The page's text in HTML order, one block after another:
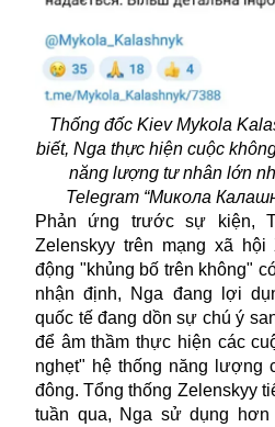
Thống đốc Kiev Mykola
biết, Nga thực hiện cuộc
năng lượng tư nhân lớn
Telegram “Микола
Phản ứng trước sự kiện,
Zelenskyy trên mạng xã
động "khủng bố trên không"
nhận định, Nga đang lợi
quốc tế đang dồn sự chú ý
để âm thầm thực hiện các
nghẹt" hệ thống năng lượng
đông. Tổng thống Zelenskyy
tuần qua, Nga sử dụng hơn